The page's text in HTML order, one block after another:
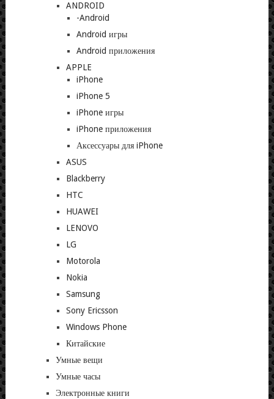
ANDROID
-Android
Android игры
Android приложения
APPLE
iPhone
iPhone 5
iPhone игры
iPhone приложения
Аксессуары для iPhone
ASUS
Blackberry
HTC
HUAWEI
LENOVO
LG
Motorola
Nokia
Samsung
Sony Ericsson
Windows Phone
Китайские
Умные вещи
Умные часы
Электронные книги